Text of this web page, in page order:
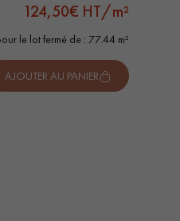
124,50€ HT/m²
le lot fermé de : 77.44 m²
AJOUTER AU PANIER